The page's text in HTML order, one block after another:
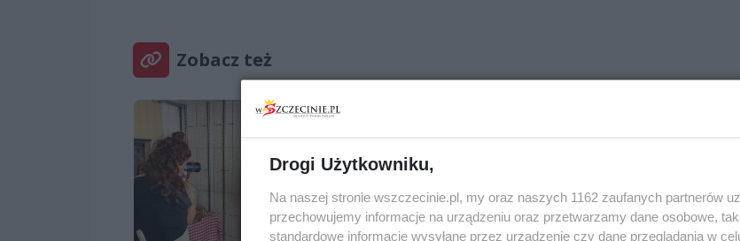
Zobacz też
Drogi Użytkowniku,
Na naszej stronie wszczecinie.pl, my oraz naszych 1162 zaufanych partnerów
przechowujemy informacje na urządzeniu oraz przetwarzamy dane osobowe,
standardowe informacje wysyłane przez urządzenie czy dane przeglądania w